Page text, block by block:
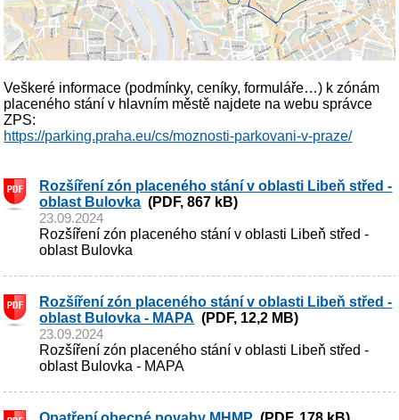
Veškeré informace (podmínky, ceníky, formuláře…) k zónám
placeného stání v hlavním městě najdete na webu správce
ZPS:
https://parking.praha.eu/cs/moznosti-parkovani-v-praze/
Rozšíření zón placeného stání v oblasti Libeň střed -
oblast Bulovka (PDF, 867 kB)
23.09.2024
Rozšíření zón placeného stání v oblasti Libeň střed -
oblast Bulovka
Rozšíření zón placeného stání v oblasti Libeň střed -
oblast Bulovka - MAPA (PDF, 12,2 MB)
23.09.2024
Rozšíření zón placeného stání v oblasti Libeň střed -
oblast Bulovka - MAPA